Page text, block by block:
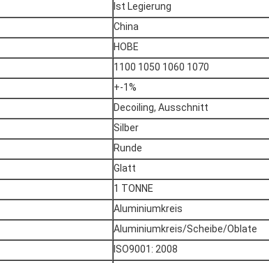
Ist Legierung
China
HOBE
1100 1050 1060 1070
+-1%
Decoiling, Ausschnitt
Silber
Runde
Glatt
1 TONNE
Aluminiumkreis
Aluminiumkreis/Scheibe/Oblate
ISO9001: 2008